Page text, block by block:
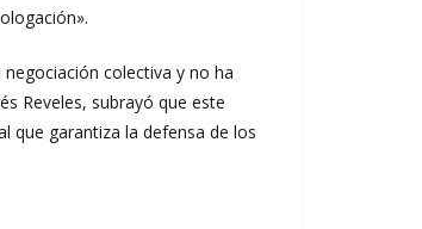
colectiva y no ha
Reveles, subrayó que este
que garantiza la defensa de los